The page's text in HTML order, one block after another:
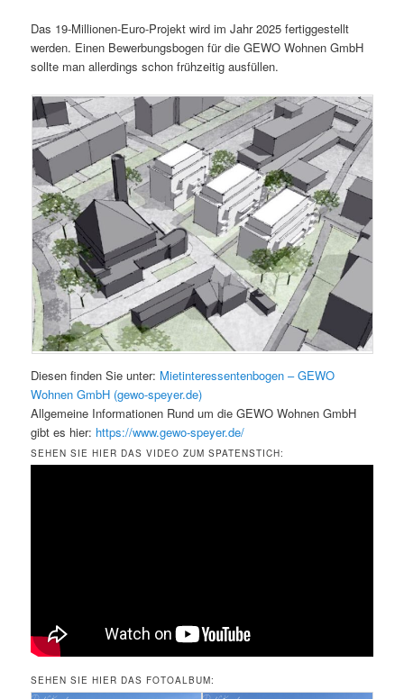
Das 19-Millionen-Euro-Projekt wird im Jahr 2025 fertiggestellt
werden. Einen Bewerbungsbogen für die GEWO Wohnen GmbH
sollte man allerdings schon frühzeitig ausfüllen.
Diesen finden Sie unter: Mietinteressentenbogen – GEWO
Wohnen GmbH (gewo-speyer.de)
Allgemeine Informationen Rund um die GEWO Wohnen GmbH
gibt es hier: https://www.gewo-speyer.de/
SEHEN SIE HIER DAS VIDEO ZUM SPATENSTICH:
SEHEN SIE HIER DAS FOTOALBUM: